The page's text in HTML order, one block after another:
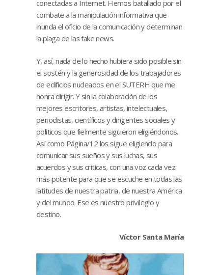
conectadas a Internet. Hemos batallado por el
combate a la manipulación informativa que
inunda el oficio de la comunicación y determinan
la plaga de las fake news.
Y, así, nada de lo hecho hubiera sido posible sin
el sostén y la generosidad de los trabajadores
de edificios nucleados en el SUTERH que me
honra dirigir. Y sin la colaboración de los
mejores escritores, artistas, intelectuales,
periodistas, científicos y dirigentes sociales y
políticos que fielmente siguieron eligiéndonos.
Así como Página/12 los sigue eligiendo para
comunicar sus sueños y sus luchas, sus
acuerdos y sus críticas, con una voz cada vez
más potente para que se escuche en todas las
latitudes de nuestra patria, de nuestra América
y del mundo. Ese es nuestro privilegio y
destino.
Víctor Santa María